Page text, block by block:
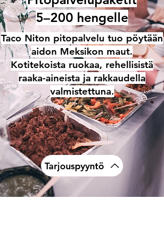
5–200 hengelle
Taco Niton pitopalvelu tuo pöytään
aidon Meksikon maut.
Kotitekoista ruokaa, rehellisistä
raaka-aineista ja rakkaudella
valmistettuna.
Tarjouspyyntö